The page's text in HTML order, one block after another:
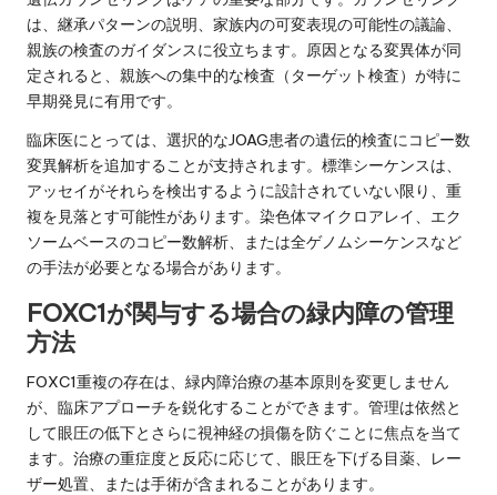
は、継承パターンの説明、家族内の可変表現の可能性の議論、
親族の検査のガイダンスに役立ちます。原因となる変異体が同
定されると、親族への集中的な検査（ターゲット検査）が特に
早期発見に有用です。
臨床医にとっては、選択的なJOAG患者の遺伝的検査にコピー数
変異解析を追加することが支持されます。標準シーケンスは、
アッセイがそれらを検出するように設計されていない限り、重
複を見落とす可能性があります。染色体マイクロアレイ、エク
ソームベースのコピー数解析、または全ゲノムシーケンスなど
の手法が必要となる場合があります。
FOXC1が関与する場合の緑内障の管理
方法
FOXC1重複の存在は、緑内障治療の基本原則を変更しません
が、臨床アプローチを鋭化することができます。管理は依然と
して眼圧の低下とさらに視神経の損傷を防ぐことに焦点を当て
ます。治療の重症度と反応に応じて、眼圧を下げる目薬、レー
ザー処置、または手術が含まれることがあります。